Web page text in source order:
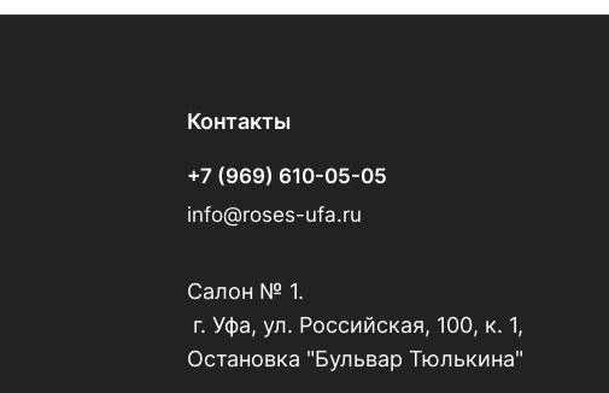
Контакты
+7 (969) 610-05-05
info@roses-ufa.ru
Салон № 1.
г. Уфа, ул. Российская, 100, к. 1,
Остановка "Бульвар Тюлькина"